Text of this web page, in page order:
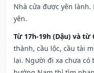
Nhà cửa được yên
yên.
Từ 17h-19h (Dậu) và từ
thành, cầu lộc, cầu tài
lại. Người đi xa chưa có